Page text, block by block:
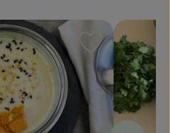
Rezept zu